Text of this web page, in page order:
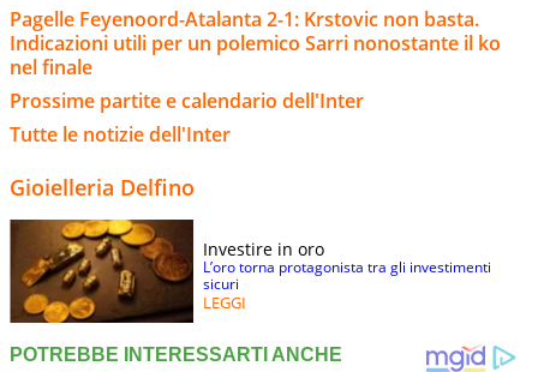
Pagelle Feyenoord-Atalanta 2-1: Krstovic non basta.
Indicazioni utili per un polemico Sarri nonostante il ko
nel finale
Prossime partite e calendario dell'Inter
Tutte le notizie dell'Inter
Gioielleria Delfino
Investire in oro
L’oro torna protagonista tra gli investimenti
sicuri
LEGGI